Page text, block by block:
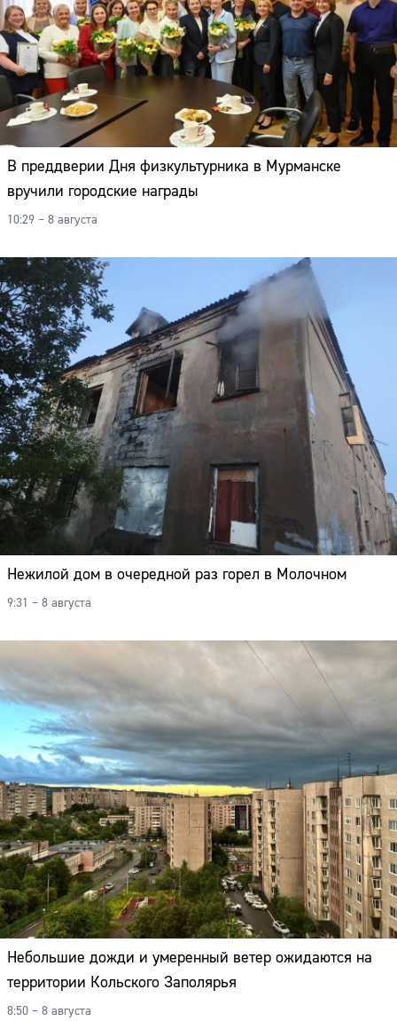
В преддверии Дня физкультурника в Мурманске
вручили городские награды
10:29 – 8 августа
Нежилой дом в очередной раз горел в Молочном
9:31 – 8 августа
Небольшие дожди и умеренный ветер ожидаются на
территории Кольского Заполярья
8:50 – 8 августа